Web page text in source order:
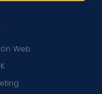
Web